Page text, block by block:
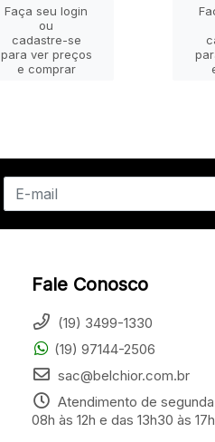
Faça seu login
ou
cadastre-se
para ver preços
e comprar
Fale Conosco
(19) 3499-1330
(19) 97144-2506
sac@belchior.com.br
Atendimento de
08h às 12h e das 13h30 às